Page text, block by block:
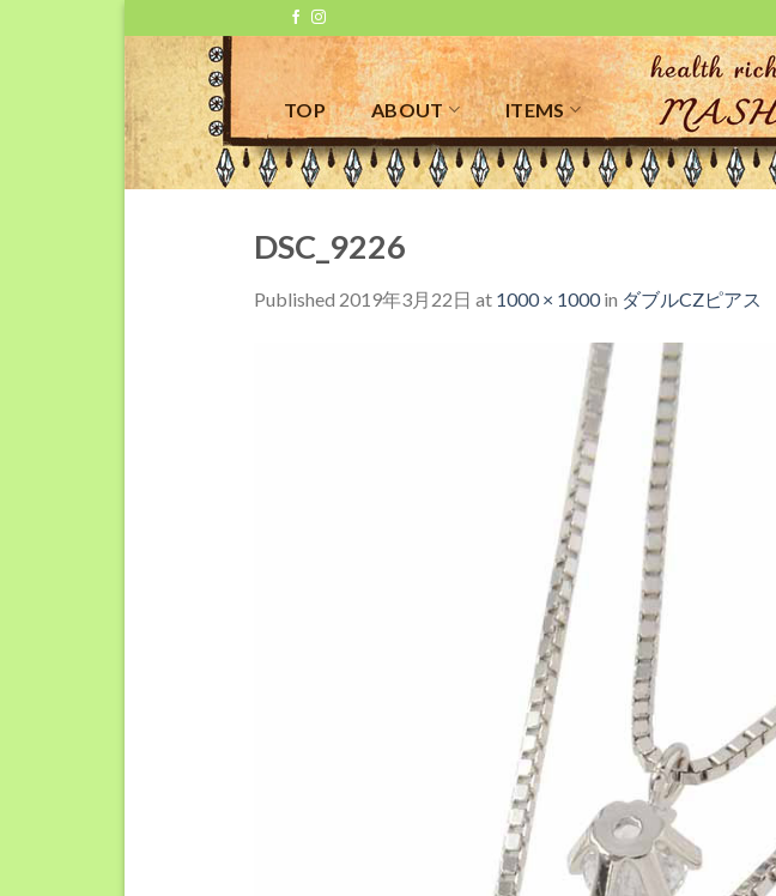
content
TOP ABOUT ITEMS
DSC_9226
Published 2019年3月22日 at 1000 × 1000in ダブルCZピアス